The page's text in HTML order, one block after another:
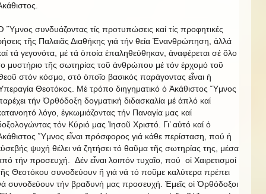
Ὕμνος συνδυάζοντας τίς προτυπώσεις καί τίς προφητικές
τῆς Παλαιᾶς Διαθήκης γιά τήν θεία Ἐνανθρώπηση, ἀλλά
τά γεγονότα, μέ τά ὁποία ἐπαληθεύθηκαν, ἀναφέρεται σέ ὅλο
μυστήριο τῆς σωτηρίας τοῦ ἀνθρώπου μέ τόν ἐρχομό τοῦ
στόν κόσμο, στό ὁποῖο βασικός παράγοντας εἶναι ἡ
Θεοτόκος. Μέ τρόπο διηγηματικό ὁ Ἀκάθιστος Ὕμνος
τήν Ὀρθόδοξη δογματική διδασκαλία μέ ἁπλό καί
λόγο, ἐγκωμιάζοντας τήν Παναγία μας καί
τόν Κύριό μας Ἰησοῦ Χριστό. Γι’ αὐτό καί ὁ
Ὕμνος εἶναι πρόσφορος γιά κάθε περίσταση, πού ἡ
ψυχή θέλει νά ζητήσει τό θαῦμα τῆς σωτηρίας της, μέσα
τήν προσευχή. Δέν εἶναι λοιπόν τυχαῖο, πού οἱ Χαιρετισμοί
Θεοτόκου συνοδεύουν ἤ γιά νά τό ποῦμε καλύτερα πρέπει
συνοδεύουν τήν βραδυνή μας προσευχή. Ἐμεῖς οἱ Ὀρθόδοξοι